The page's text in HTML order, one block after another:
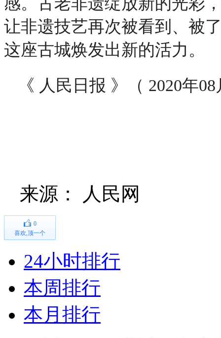
让非遗技艺再次被看到、被
这座古城焕发出新的活力。
《 人民日报 》（ 2020年
来源： 人民网
0
喜欢,顶一个
24小时排行
本周排行
本月排行